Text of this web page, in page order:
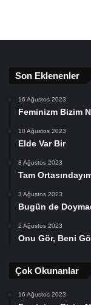
Son Eklenenler
16 Ağustos 2023
Feminizm Bizim
10 Ağustos 2023
Elde Var Bir
8 Ağustos 2023
Tam
3 Ağustos 2023
Bugün de
2 Ağustos 2023
Onu Gör, Beni
Çok Okunanlar
16 Ağustos 2023